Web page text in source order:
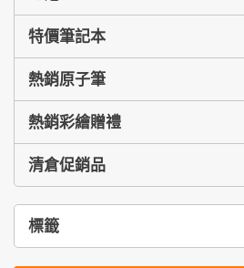
特價筆記本
熱銷原子筆
熱銷彩繪贈禮
清倉促銷品
標籤